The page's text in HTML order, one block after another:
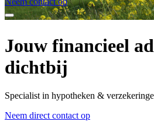
Jouw financieel
dichtbij
Specialist in hypotheken &
Neem direct contact op